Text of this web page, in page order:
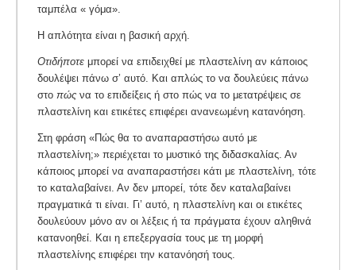
ταμπέλα « γόμα».
Η απλότητα είναι η βασική αρχή.
Οτιδήποτε μπορεί να επιδειχθεί με πλαστελίνη αν κάποιος
δουλέψει πάνω σ’ αυτό. Και απλώς το να δουλεύεις πάνω
στο πώς να το επιδείξεις ή στο πώς να το μετατρέψεις σε
πλαστελίνη και ετικέτες επιφέρει ανανεωμένη κατανόηση.
Στη φράση «Πώς θα το αναπαραστήσω αυτό με
πλαστελίνη;» περιέχεται το μυστικό της διδασκαλίας. Αν
κάποιος μπορεί να αναπαραστήσει κάτι με πλαστελίνη, τότε
το καταλαβαίνει. Αν δεν μπορεί, τότε δεν καταλαβαίνει
πραγματικά τι είναι. Γι’ αυτό, η πλαστελίνη και οι ετικέτες
δουλεύουν μόνο αν οι λέξεις ή τα πράγματα έχουν αληθινά
κατανοηθεί. Και η επεξεργασία τους µε τη µορφή
πλαστελίνης επιφέρει την κατανόησή τους.